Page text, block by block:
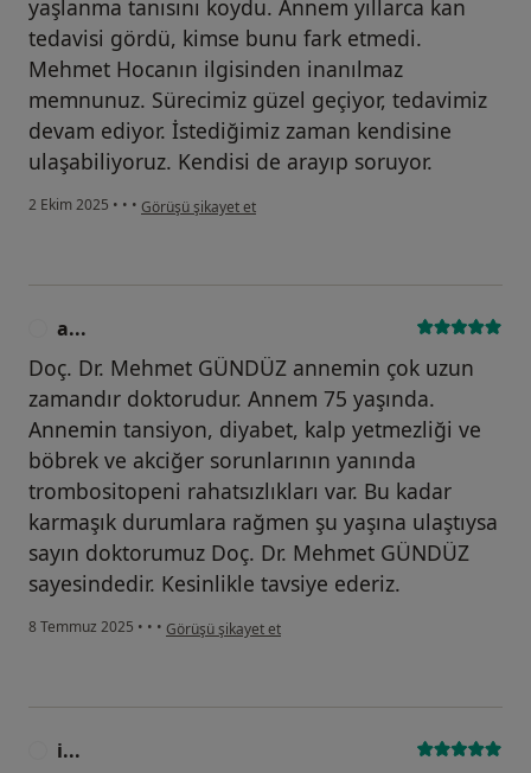
yaşlanma tanısını koydu. Annem yıllarca kan
tedavisi gördü, kimse bunu fark etmedi.
Mehmet Hocanın ilgisinden inanılmaz
memnunuz. Sürecimiz güzel geçiyor, tedavimiz
devam ediyor. İstediğimiz zaman kendisine
ulaşabiliyoruz. Kendisi de arayıp soruyor.
2 Ekim 2025 • • • kullanıcının görüşüne göre a....)
Görüşü şikayet et
a...
Doç. Dr. Mehmet GÜNDÜZ annemin çok uzun
zamandır doktorudur. Annem 75 yaşında.
Annemin tansiyon, diyabet, kalp yetmezliği ve
böbrek ve akciğer sorunlarının yanında
trombositopeni rahatsızlıkları var. Bu kadar
karmaşık durumlara rağmen şu yaşına ulaştıysa
sayın doktorumuz Doç. Dr. Mehmet GÜNDÜZ
sayesindedir. Kesinlikle tavsiye ederiz.
8 Temmuz 2025 • • • kullanıcının görüşüne göre a...
Görüşü şikayet et
i...